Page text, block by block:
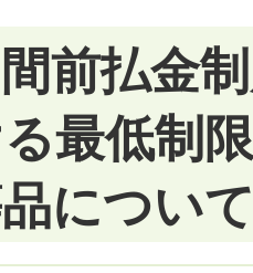
前払金
最低制
につい